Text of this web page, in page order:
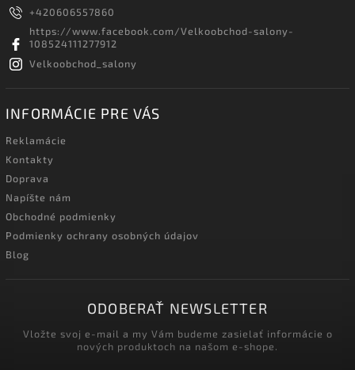
+420606557860
https://www.facebook.com/Velkoobchod-salony-
108524111277912
Velkoobchod_salony
INFORMÁCIE PRE VÁS
Reklamácie
Kontakty
Doprava
Napíšte nám
Obchodné podmienky
Podmienky ochrany osobných údajov
Blog
ODOBERAŤ NEWSLETTER
Vložte svoj e-mail a my Vám budeme zasielať informácie o
nových produktoch na našom e-shope.